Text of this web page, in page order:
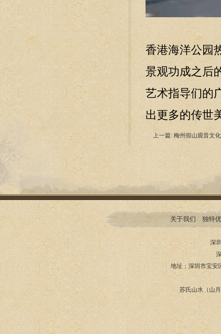
香港海洋公园
景观功成之后
艺术指导们的
出更多的传世
上一篇: 梅州假山观音文
关于我们 独特
深
地址：深圳市宝安
苏氏山水（山